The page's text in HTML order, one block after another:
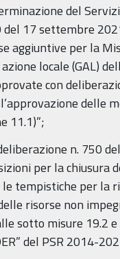
del
17 settembre
aggiuntive per la
locale (GAL)
con
delle
11.1)”;
n. 750
per la chiusura
tempistiche per la
risorse non
sotto misure 19.2
del PSR 2014-